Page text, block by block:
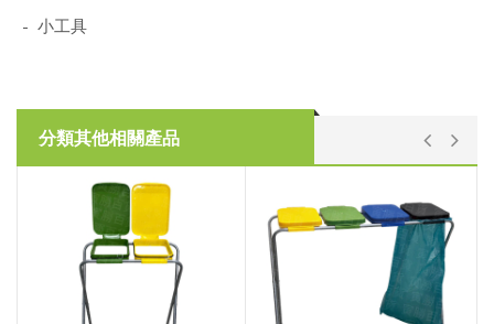
- 小工具
分類其他相關產品